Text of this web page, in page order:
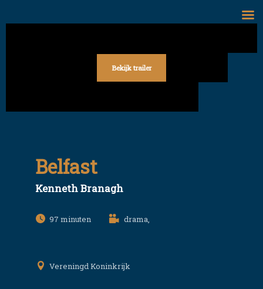
Bekijk trailer
Belfast
Kenneth Branagh
97 drama,
Vereningd Koninkrijk